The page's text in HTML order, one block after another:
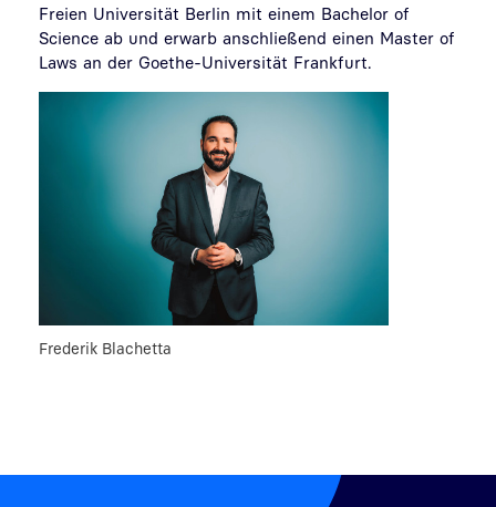
Freien Universität Berlin mit einem Bachelor of
Science ab und erwarb anschließend einen Master of
Laws an der Goethe-Universität Frankfurt.
Frederik Blachetta